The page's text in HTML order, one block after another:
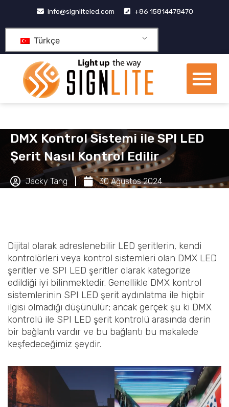
info@signliteled.com +86 15814478470
Türkçe
DMX Kontrol Sistemi ile SPI LED
Şerit Nasıl Kontrol Edilir
Jacky Tang 30 Ağustos 2024
Dijital olarak adreslenebilir LED şeritlerin, kendi
kontrolörleri veya kontrol sistemleri olan DMX LED
şeritler ve SPI LED şeritler olarak kategorize
edildiği iyi bilinmektedir. Genellikle DMX kontrol
sistemlerinin SPI LED şerit aydınlatma ile hiçbir
ilgisi olmadığı düşünülür; ancak gerçek şu ki DMX
kontrolü ile SPI LED şerit kontrolü arasında derin
bir bağlantı vardır ve bu bağlantı bu makalede
keşfedeceğimiz şeydir.